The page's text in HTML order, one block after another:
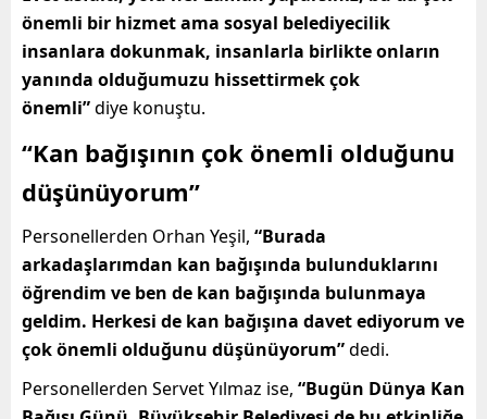
önemli bir hizmet ama sosyal belediyecilik
insanlara dokunmak, insanlarla birlikte onların
yanında olduğumuzu hissettirmek çok
önemli”diye konuştu.
“Kan bağışının çok önemli olduğunu
düşünüyorum”
Personellerden Orhan Yeşil, “Burada
arkadaşlarımdan kan bağışında bulunduklarını
öğrendim ve ben de kan bağışında bulunmaya
geldim. Herkesi de kan bağışına davet ediyorum ve
çok önemli olduğunu düşünüyorum”dedi.
Personellerden Servet Yılmaz ise, “Bugün Dünya Kan